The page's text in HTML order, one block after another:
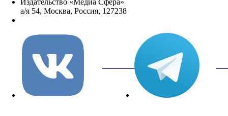
Издательство «Медиа Сфера»
а/я 54, Москва, Россия, 127238
вКонтакте